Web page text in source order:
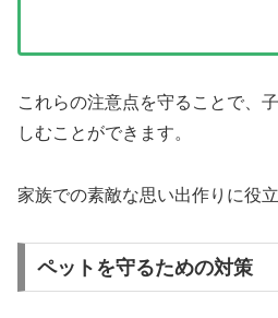
これらの注意点を守ることで、
しむことができます。
家族での素敵な思い出作りに役
ペットを守るための対策